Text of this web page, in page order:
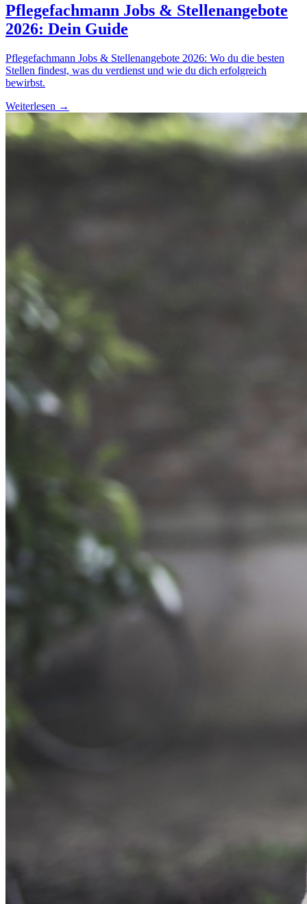
Pflegefachmann Jobs & Stellenangebote
2026: Dein Guide
Pflegefachmann Jobs & Stellenangebote 2026: Wo du die besten
Stellen findest, was du verdienst und wie du dich erfolgreich
bewirbst.
Weiterlesen →